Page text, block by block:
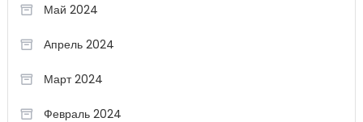
Май 2024
Апрель 2024
Март 2024
Февраль 2024